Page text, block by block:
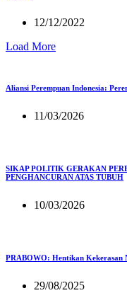
12/12/2022
Load More
Aliansi Perempuan Indonesia:
11/03/2026
SIKAP POLITIK GERAKAN
PENGHANCURAN ATAS TUBUH
10/03/2026
PRABOWO: Hentikan Kekerasan
29/08/2025